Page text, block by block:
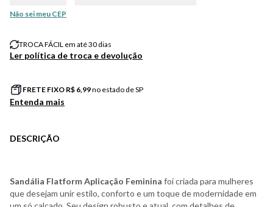
Não sei meu CEP
TROCA FÁCIL em até 30 dias
Ler política de troca e devolução
FRETE FIXO R$ 6,99no estado de SP
Entenda mais
DESCRIÇÃO
Sandália Flatform Aplicação Feminina foi criada para mulheres
que desejam unir estilo, conforto e um toque de modernidade em